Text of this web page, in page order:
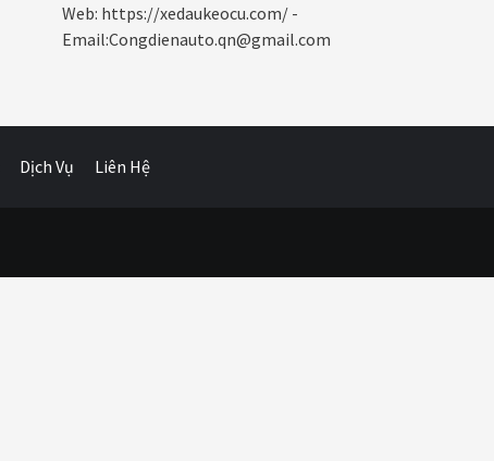
Web: https://xedaukeocu.com/ -
Email:Congdienauto.qn@gmail.com
Dịch Vụ Liên Hệ